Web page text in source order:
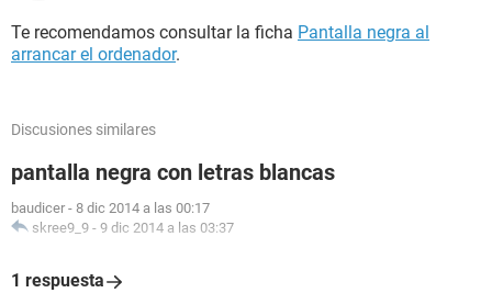
Te recomendamos consultar la ficha Pantalla negra al
arrancar el ordenador.
Discusiones similares
pantalla negra con letras blancas
baudicer - 8 dic 2014 a las 00:17
skree9_9 - 9 dic 2014 a las 03:37
1 respuesta